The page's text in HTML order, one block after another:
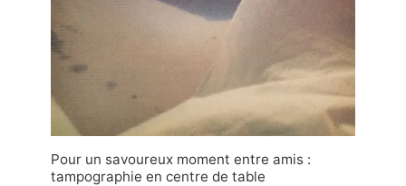
Pour un savoureux moment entre amis :
tampographie en centre de table